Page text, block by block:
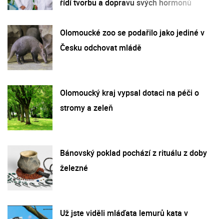
řídí tvorbu a dopravu svých hormonů
Olomoucké zoo se podařilo jako jediné v
Česku odchovat mládě
Olomoucký kraj vypsal dotaci na péči o
stromy a zeleň
Bánovský poklad pochází z rituálu z doby
železné
Už jste viděli mláďata lemurů kata v